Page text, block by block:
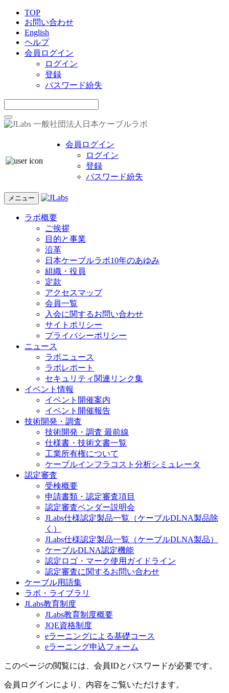
TOP
お問い合わせ
English
ヘルプ
会員ログイン
ログイン
登録
パスワード紛失
一般社団法人日本ケーブルラボ
会員ログイン
ログイン
登録
パスワード紛失
メニュー
ラボ概要
ご挨拶
目的と事業
沿革
日本ケーブルラボ10年のあゆみ
組織・役員
定款
アクセスマップ
会員一覧
入会に関するお問い合わせ
サイトポリシー
プライバシーポリシー
ニュース
ラボニュース
ラボレポート
セキュリティ関連リンク集
イベント情報
イベント開催案内
イベント開催報告
技術開発・調査
技術開発・調査 最前線
仕様書・技術文書一覧
工業所有権について
ケーブルインフラコスト分析シミュレータ
認定審査
受検概要
申請書類・認定審査項目
認定審査ベンダー説明会
JLabs仕様認定製品一覧（ケーブルDLNA製品除
く）
JLabs仕様認定製品一覧（ケーブルDLNA製品）
ケーブルDLNA認定機能
認定ロゴ・マーク使用ガイドライン
認定審査に関するお問い合わせ
ケーブル用語集
ラボ・ライブラリ
JLabs教育制度
JLabs教育制度概要
JQE資格制度
eラーニングによる基礎コース
eラーニング申込フォーム
このページの閲覧には、会員IDとパスワードが必要です。
会員ログインにより、内容をご覧いただけます。